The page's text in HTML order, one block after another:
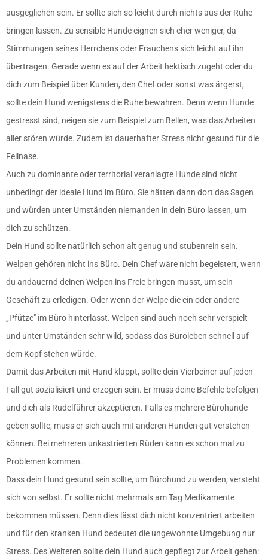
ausgeglichen sein. Er sollte sich so leicht durch nichts aus der Ruhe
bringen lassen. Zu sensible Hunde eignen sich eher weniger, da
Stimmungen seines Herrchens oder Frauchens sich leicht auf ihn
übertragen. Gerade wenn es auf der Arbeit hektisch zugeht oder du
dich zum Beispiel über Kunden, den Chef oder sonst was ärgerst,
sollte dein Hund wenigstens die Ruhe bewahren. Denn wenn Hunde
gestresst sind, neigen sie zum Beispiel zum Bellen, was das Arbeiten
aller stören würde. Zudem ist dauerhafter Stress nicht gesund für die
Fellnase.
Auch zu dominante oder territorial veranlagte Hunde sind nicht
unbedingt der ideale Hund im Büro. Sie hätten dann dort das Sagen
und würden unter Umständen niemanden in dein Büro lassen, um
dich zu schützen.
Dein Hund sollte natürlich schon alt genug und stubenrein sein.
Welpen gehören nicht ins Büro. Dein Chef wäre nicht begeistert, wenn
du andauernd deinen Welpen ins Freie bringen musst, um sein
Geschäft zu erledigen. Oder wenn der Welpe die ein oder andere
„Pfütze″ im Büro hinterlässt. Welpen sind auch noch sehr verspielt
und unter Umständen sehr wild, sodass das Büroleben schnell auf
dem Kopf stehen würde.
Damit das Arbeiten mit Hund klappt, sollte dein Vierbeiner auf jeden
Fall gut sozialisiert und erzogen sein. Er muss deine Befehle befolgen
und dich als Rudelführer akzeptieren. Falls es mehrere Bürohunde
geben sollte, muss er sich auch mit anderen Hunden gut verstehen
können. Bei mehreren unkastrierten Rüden kann es schon mal zu
Problemen kommen.
Dass dein Hund gesund sein sollte, um Bürohund zu werden, versteht
sich von selbst. Er sollte nicht mehrmals am Tag Medikamente
bekommen müssen. Denn dies lässt dich nicht konzentriert arbeiten
und für den kranken Hund bedeutet die ungewohnte Umgebung nur
Stress. Des Weiteren sollte dein Hund auch gepflegt zur Arbeit gehen: